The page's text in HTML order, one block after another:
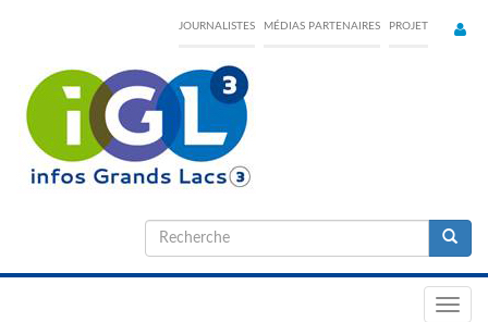
content
JOURNALISTES MÉDIAS PARTENAIRES PROJET
Formulaire
de